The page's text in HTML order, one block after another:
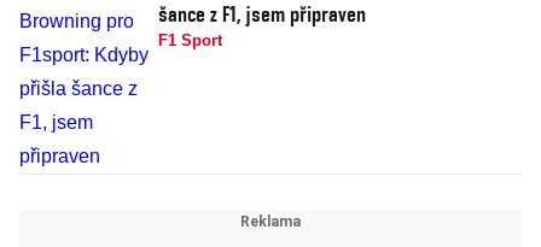
šance z F1, jsem připraven
F1 Sport